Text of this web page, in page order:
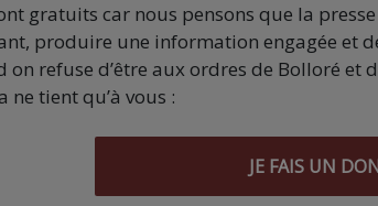
gratuits car nous pensons que la
produire une information engagée et
refuse d’être aux ordres de Bolloré et
ne tient qu’à vous :
JE FAIS UN